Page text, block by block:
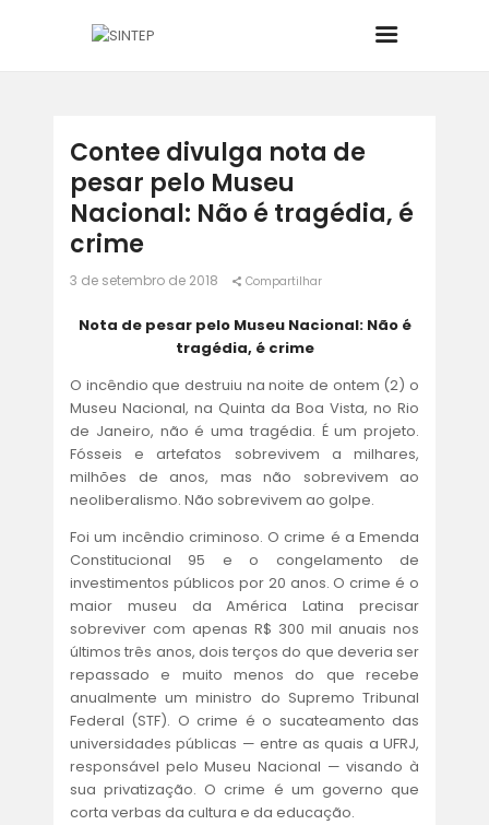
INÍCIO
O SINDICATO
BOLETINS
NOTÍCIAS
CONVÊNIOS
ACORDOS E CONVENÇÕES
FALE CONOSCO
Contee divulga nota de
pesar pelo Museu
Nacional: Não é tragédia, é
crime
3 de setembro de 2018 Compartilhar
Nota de pesar pelo Museu Nacional: Não é
tragédia, é crime
O incêndio que destruiu na noite de ontem (2) o
Museu Nacional, na Quinta da Boa Vista, no Rio
de Janeiro, não é uma tragédia. É um projeto.
Fósseis e artefatos sobrevivem a milhares,
milhões de anos, mas não sobrevivem ao
neoliberalismo. Não sobrevivem ao golpe.
Foi um incêndio criminoso. O crime é a Emenda
Constitucional 95 e o congelamento de
investimentos públicos por 20 anos. O crime é o
maior museu da América Latina precisar
sobreviver com apenas R$ 300 mil anuais nos
últimos três anos, dois terços do que deveria ser
repassado e muito menos do que recebe
anualmente um ministro do Supremo Tribunal
Federal (STF). O crime é o sucateamento das
universidades públicas — entre as quais a UFRJ,
responsável pelo Museu Nacional — visando à
sua privatização. O crime é um governo que
corta verbas da cultura e da educação.